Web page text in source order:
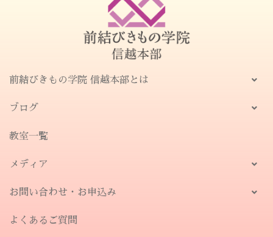
前結びきもの学院 信越本部とは
ブログ
教室一覧
メディア
お問い合わせ・お申込み
よくあるご質問